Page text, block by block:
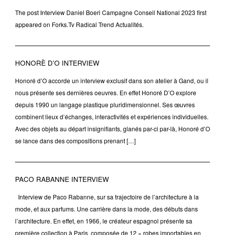
The post Interview Daniel Boeri Campagne Conseil National 2023 first
appeared on Forks.Tv Radical Trend Actualités.
HONORÈ D’O INTERVIEW
Honoré d’O accorde un interview exclusif dans son atelier à Gand, ou il
nous présente ses dernières oeuvres. En effet Honoré D’O explore
depuis 1990 un langage plastique pluridimensionnel. Ses œuvres
combinent lieux d’échanges, interactivités et expériences individuelles.
Avec des objets au départ insignifiants, glanés par-ci par-là, Honoré d’O
se lance dans des compositions prenant […]
PACO RABANNE INTERVIEW
Interview de Paco Rabanne, sur sa trajectoire de l’architecture à la
mode, et aux parfums. Une carrière dans la mode, des débuts dans
l’architecture. En effet, en 1966, le créateur espagnol présente sa
première collection à Paris, composée de 12 « robes importables en